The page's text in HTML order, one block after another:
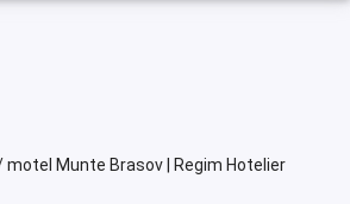
motel Munte Brasov | Regim Hotelier